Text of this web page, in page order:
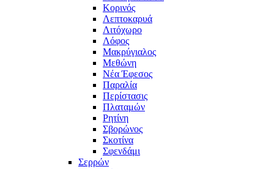
Κορινός
Λεπτοκαρυά
Λιτόχωρο
Λόφος
Μακρύγιαλος
Μεθώνη
Νέα Έφεσος
Παραλία
Περίστασις
Πλαταμών
Ρητίνη
Σβορώνος
Σκοτίνα
Σφενδάμι
Σερρών